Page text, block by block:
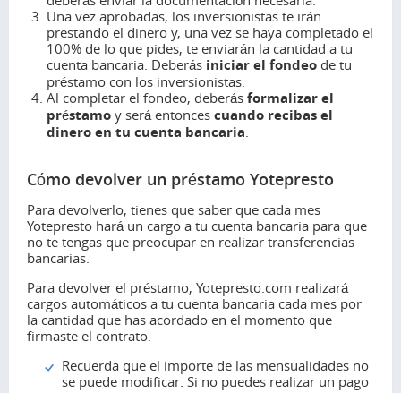
Una vez aprobadas, los inversionistas te irán
prestando el dinero y, una vez se haya completado el
100% de lo que pides, te enviarán la cantidad a tu
cuenta bancaria. Deberás iniciar el fondeo de tu
préstamo con los inversionistas.
Al completar el fondeo, deberásformalizar el
préstamo y será entoncescuando recibas el
dinero en tu cuenta bancaria
Cómo devolver un préstamo Yotepresto
Para devolverlo, tienes que saber que cada mes
Yotepresto hará un cargo a tu cuenta bancaria para que
no te tengas que preocupar en realizar transferencias
bancarias.
Para devolver el préstamo, Yotepresto.com realizará
cargos automáticos a tu cuenta bancaria cada mes por
la cantidad que has acordado en el momento que
firmaste el contrato.
Recuerda que el importe de las mensualidades no
se puede modificar. Si no puedes realizar un pago